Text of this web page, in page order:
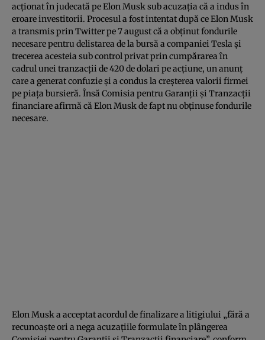
acţionat în judecată pe Elon Musk sub acuzaţia că a indus în
eroare investitorii. Procesul a fost intentat după ce Elon Musk
a transmis prin Twitter pe 7 august că a obţinut fondurile
necesare pentru delistarea de la bursă a companiei Tesla şi
trecerea acesteia sub control privat prin cumpărarea în
cadrul unei tranzacţii de 420 de dolari pe acţiune, un anunţ
care a generat confuzie şi a condus la creşterea valorii firmei
pe piaţa bursieră. Însă Comisia pentru Garanţii şi Tranzacţii
financiare afirmă că Elon Musk de fapt nu obţinuse fondurile
necesare.
Elon Musk a acceptat acordul de finalizare a litigiului „fără a
recunoaşte ori a nega acuzaţiile formulate în plângerea